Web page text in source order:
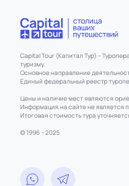
Capital Tour (Капитал Тур) –
туризму.
Основное направление
Единый федеральный реестр
Цены и наличие мест являются
Информация на сайте не является
Итоговая стоимость тура
© 1996 – 2025